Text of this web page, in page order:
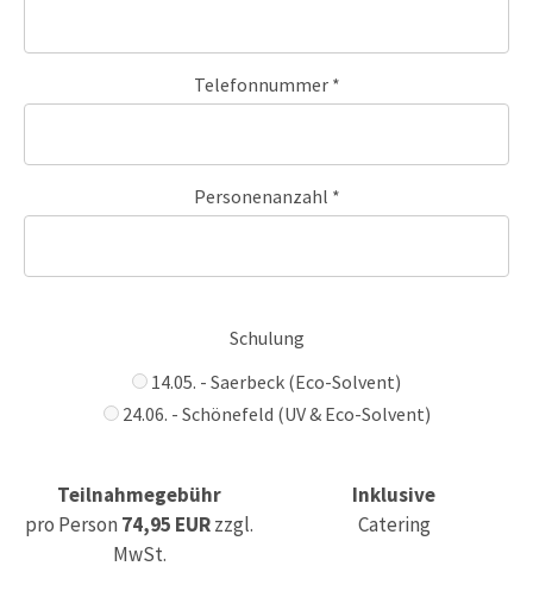
Telefonnummer *
Personenanzahl *
Schulung
14.05. - Saerbeck (Eco-Solvent)
24.06. - Schönefeld (UV & Eco-Solvent)
Teilnahmegebühr
pro Person 74,95 EURzzgl.
MwSt.
Inklusive
Catering